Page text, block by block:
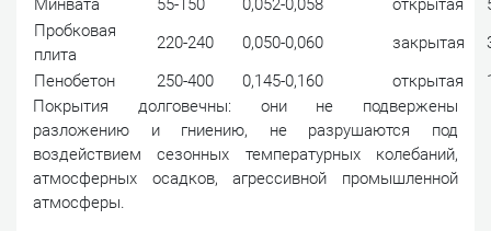
Минвата
55-150 0,052-0,058 открытая
Пробковая
плита
220-240 0,050-0,060 закрытая
Пенобетон
250-400 0,145-0,160 открытая
Покрытия долговечны: они не подвержены
разложению и гниению, не разрушаются под
воздействием сезонных температурных колебаний,
атмосферных осадков, агрессивной промышленной
атмосферы.